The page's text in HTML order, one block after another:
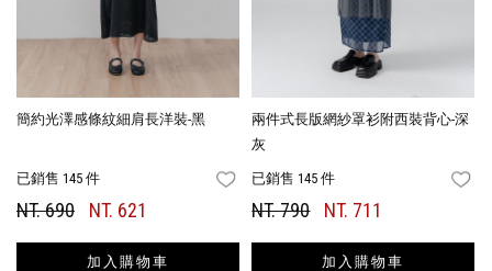
簡約光澤感條紋細肩長洋裝-黑
已銷售 145 件 FAVORITES
NT. 690 NT. 621
加入購物車
兩件式長版網紗罩衫附西裝背心-深
灰
已銷售 145 件
NT. 790 NT. 711
加入購物車